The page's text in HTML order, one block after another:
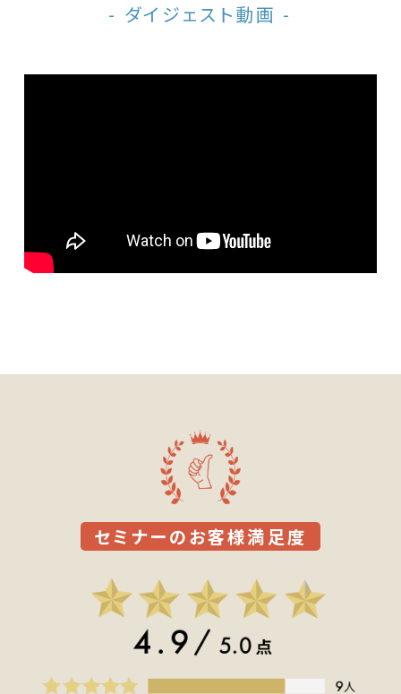
- ダイジェスト動画 -
セミナーのお客様満足度